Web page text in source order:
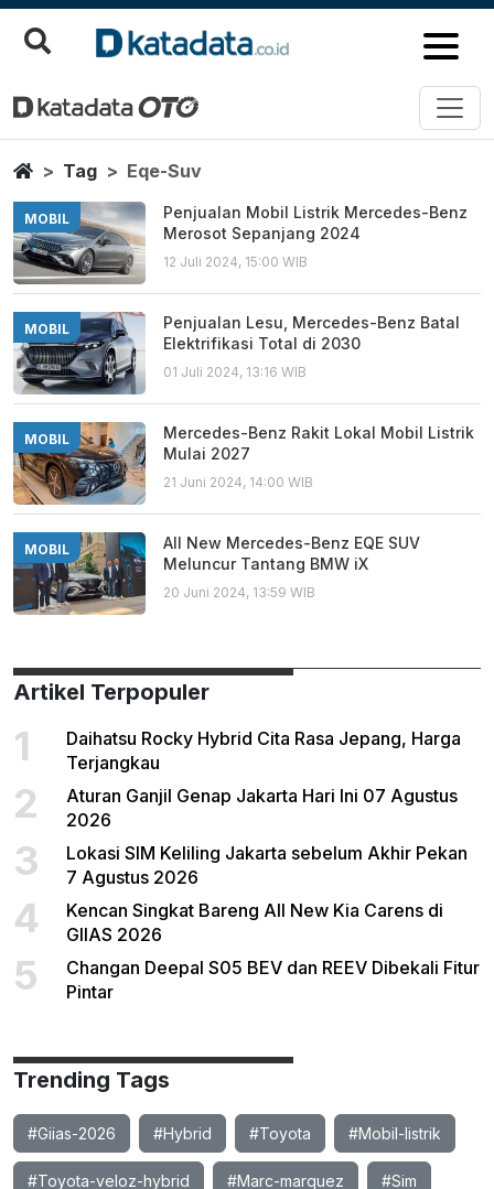
Eqe Suv
Berita Terbaru
HomeTag Eqe-Suv
MOBIL
Penjualan Mobil Listrik Mercedes-Benz
Merosot Sepanjang 2024
12 Juli 2024, 15:00 WIB
MOBIL
Penjualan Lesu, Mercedes-Benz Batal
Elektrifikasi Total di 2030
01 Juli 2024, 13:16 WIB
MOBIL
Mercedes-Benz Rakit Lokal Mobil Listrik
Mulai 2027
21 Juni 2024, 14:00 WIB
MOBIL
All New Mercedes-Benz EQE SUV
Meluncur Tantang BMW iX
20 Juni 2024, 13:59 WIB
Artikel Terpopuler
1
Daihatsu Rocky Hybrid Cita Rasa Jepang, Harga
Terjangkau
2
Aturan Ganjil Genap Jakarta Hari Ini 07 Agustus
2026
3
Lokasi SIM Keliling Jakarta sebelum Akhir Pekan
7 Agustus 2026
4
Kencan Singkat Bareng All New Kia Carens di
GIIAS 2026
5
Changan Deepal S05 BEV dan REEV Dibekali Fitur
Pintar
Trending Tags
#Giias-2026 #Hybrid #Toyota #Mobil-listrik
#Toyota-veloz-hybrid #Marc-marquez #Sim